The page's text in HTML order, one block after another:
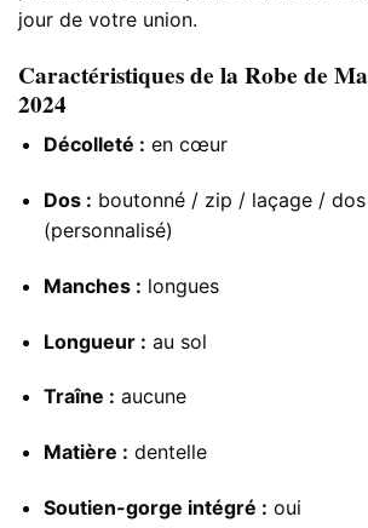
jour de votre union.
Caractéristiques de la Robe de
2024
Décolleté : en cœur
Dos : boutonné / zip / laçage / dos
(personnalisé)
Manches : longues
Longueur : au sol
Traîne : aucune
Matière : dentelle
Soutien-gorge intégré : oui